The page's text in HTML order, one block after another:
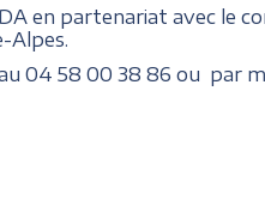
en partenariat avec le
Alpes.
04 58 00 38 86 ou par